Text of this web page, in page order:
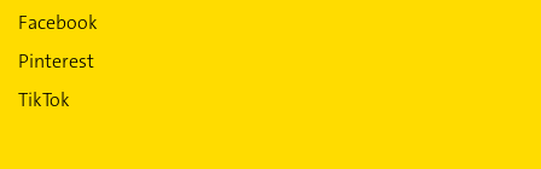
Facebook
Pinterest
TikTok